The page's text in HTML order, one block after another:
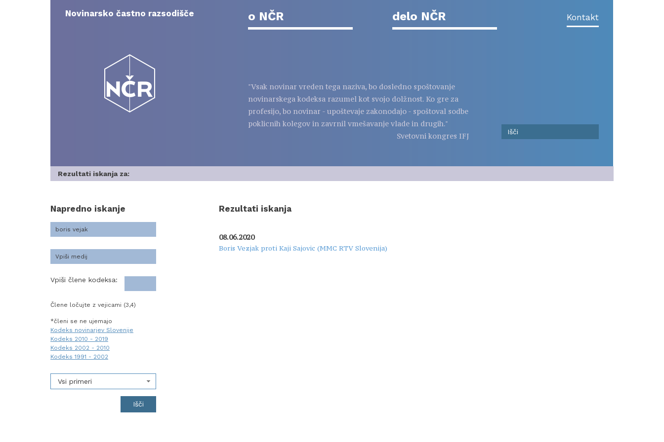
contentNovinarsko častno razsodišče o NČR delo NČR Kontakt
"Vsak novinar vreden tega naziva, bo dosledno spoštovanje
novinarskega kodeksa razumel kot svojo dolžnost. Ko gre za
profesijo, bo novinar - upoštevaje zakonodajo - spoštoval sodbe
poklicnih kolegov in zavrnil vmešavanje vlade in drugih."
Svetovni kongres IFJ
Rezultati iskanja za:
Napredno iskanje
Vpiši člene kodeksa:
Člene ločujte z vejicami (3,4)
*členi se ne ujemajo
Kodeks novinarjev Slovenije
Kodeks 2010 - 2019
Kodeks 2002 - 2010
Kodeks 1991 - 2002
Vsi primeri
Rezultati iskanja
08.06.2020
Boris Vezjak proti Kaji Sajovic (MMC RTV Slovenija)